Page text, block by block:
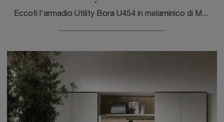
Eccoti l'armadio Utility Bora U454 in melaminico di Moretti Compact Giorno Notte! Un ricco catalogo di armadi componibili con ante battenti.